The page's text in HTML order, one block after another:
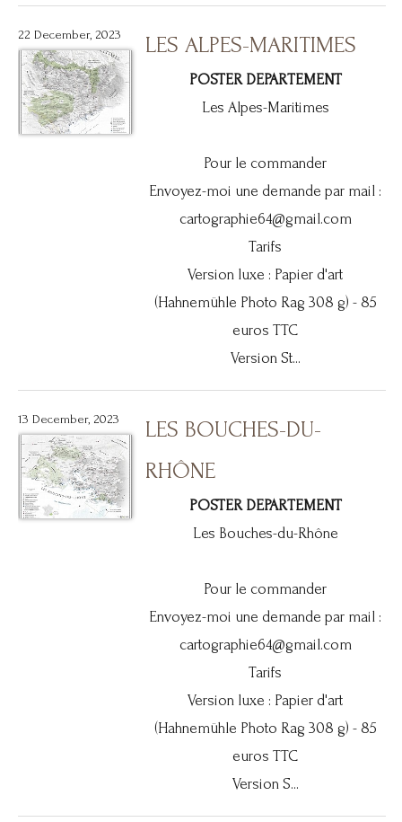
22 December, 2023 LES ALPES-MARITIMES
POSTER DEPARTEMENT
Les Alpes-Maritimes
Pour le commander
Envoyez-moi une demande par mail :
cartographie64@gmail.com
Tarifs
Version luxe : Papier d'art
(Hahnemühle Photo Rag 308 g) - 85
euros TTC
Version St...
13 December, 2023
LES BOUCHES-DU-
RHÔNE
POSTER DEPARTEMENT
Les Bouches-du-Rhône
Pour le commander
Envoyez-moi une demande par mail :
cartographie64@gmail.com
Tarifs
Version luxe : Papier d'art
(Hahnemühle Photo Rag 308 g) - 85
euros TTC
Version S...